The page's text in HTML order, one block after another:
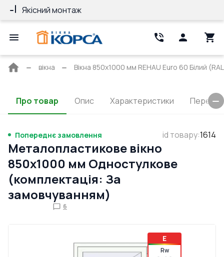
Якісний монтаж
Головна
вікна Вікна 850x1000 мм REHAU Euro 60 Білий
Про товар Опис Характеристики
Попереднє замовлення id товару:1614
Металопластикове вікно
850x1000 мм Одностулкове
(комплектація: За
замовчуванням)
6
E
Rw